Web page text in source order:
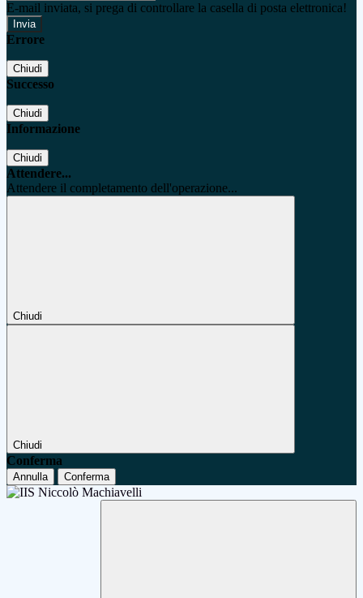
E-mail inviata, si prega di controllare la casella di posta elettronica!
Errore
Chiudi
Successo
Chiudi
Informazione
Chiudi
Attendere...
Attendere il completamento dell'operazione...
Chiudi
Chiudi
Conferma
Annulla Conferma